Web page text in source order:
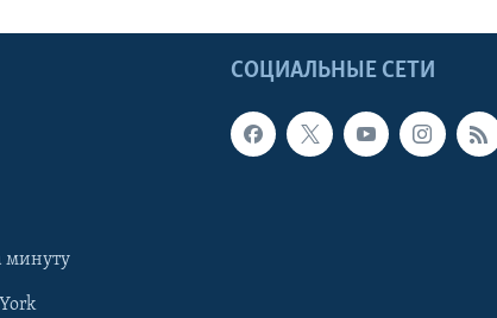
СОЦИАЛЬНЫЕ СЕТИ
минуту